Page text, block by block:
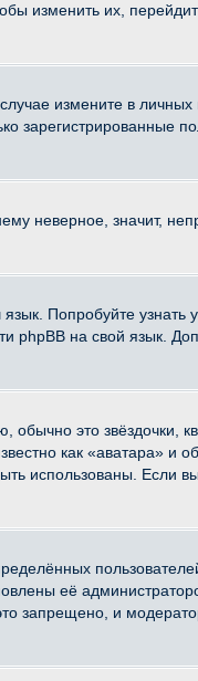
изменить их,
измените в личных
зарегистрированные
неверное, значит,
Попробуйте
phpBB на свой язык.
это звёздочки,
как «аватара» и
использованы. Если
её
запрещено, и